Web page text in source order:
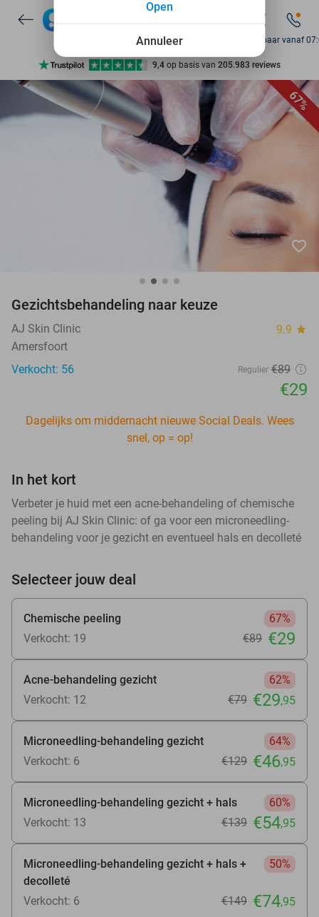
7 dagen per week beschikbaar
10+ miljoen leden
9,4 op basis van 205.983 reviews
Ontdek 15.000+ deals
7 dagen per week beschikbaar
10+ miljoen leden
Bereikbaar vanaf
67%
favorite_border
Gezichtsbehandeling naar keuze
AJ Skin Clinic 9.9 star
Amersfoort
Verkocht: 56
Regulier €89
€29
Dagelijks om middernacht nieuwe Social Deals. Wees
snel, op = op!
In het kort
Verbeter je huid met een acne-behandeling of chemische
peeling bij AJ Skin Clinic: of ga voor een microneedling-
behandeling voor je gezicht en eventueel hals en decolleté
Selecteer jouw deal
Chemische peeling
67%
Verkocht: 19
€89 €29
Acne-behandeling gezicht
62%
Verkocht: 12
€79 €29,95
Microneedling-behandeling gezicht
64%
Verkocht: 6
€129 €46,95
Microneedling-behandeling gezicht + hals
60%
Verkocht: 13
€139 €54,95
Microneedling-behandeling gezicht + hals +
decolleté
50%
Verkocht: 6 €149 €74,95
Annuleer
Open